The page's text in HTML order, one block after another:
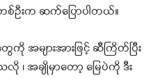
ဦးက ဆက်ပြောပါတယ်။
အများအားဖြင့် ဆီကြိတ်ပြီး
၊ အချိုမှာတော့ မြေပဲကို ဒီး